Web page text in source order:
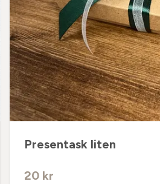
Presentask liten
20 kr